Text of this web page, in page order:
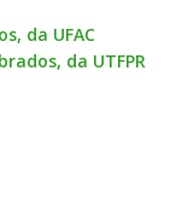
da UFAC
da UTFPR